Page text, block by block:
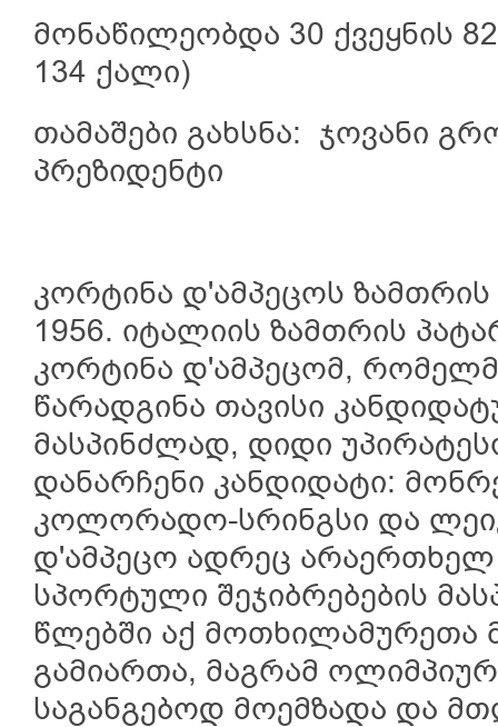
მონაწილეობდა 30 ქვეყნის
134 ქალი)
თამაშები გახსნა: ჯოვანი
პრეზიდენტი
კორტინა დ'ამპეცოს
1956. იტალიის ზამთრის
კორტინა დ'ამპეცომ,
წარადგინა თავისი
მასპინძლად, დიდი
დანარჩენი კანდიდატი:
კოლორადო-სრინგსი და
დ'ამპეცო ადრეც
სპორტული შეჯიბრებების
წლებში აქ მოთხილამურეთა
გამიართა, მაგრამ
საგანგებოდ მოემზადა და